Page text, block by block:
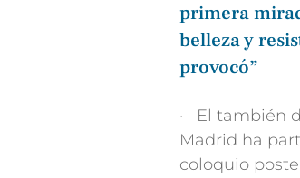
primera
belleza y
provocó”
· El también
Madrid ha
coloquio